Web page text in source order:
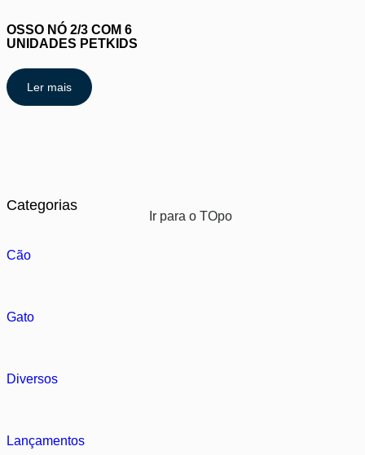
OSSO NÓ 2/3 COM 6
UNIDADES PETKIDS
Ler mais
Ir para o TOpo
Categorias
Cão
Gato
Diversos
Lançamentos